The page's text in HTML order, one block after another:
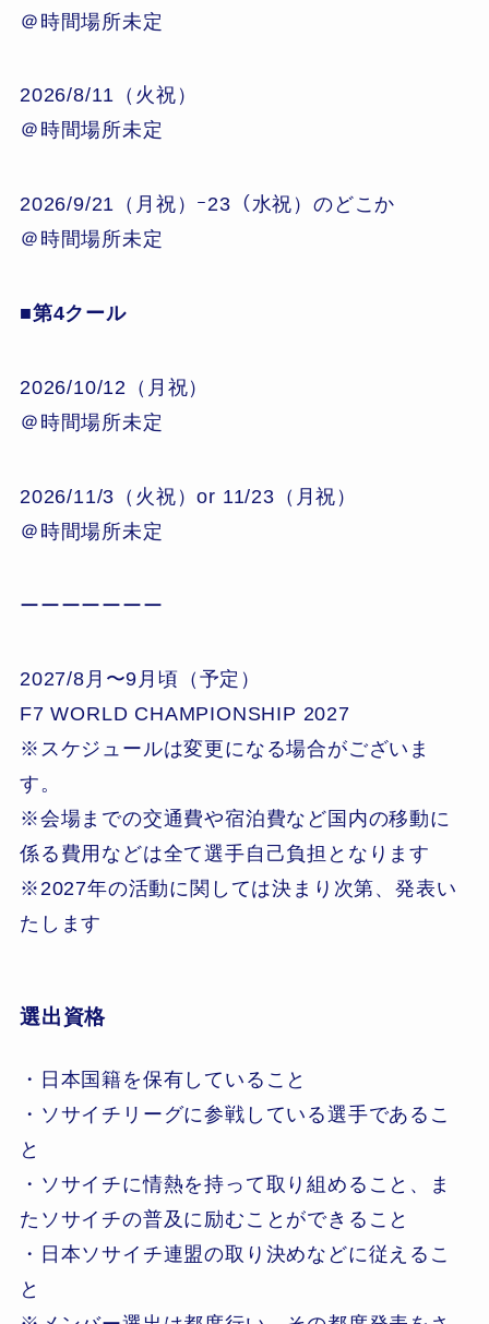
＠時間場所未定
2026/8/11（火祝）
＠時間場所未定
2026/9/21（月祝）ｰ23（水祝）のどこか
＠時間場所未定
■第4クール
2026/10/12（月祝）
＠時間場所未定
2026/11/3（火祝）or 11/23（月祝）
＠時間場所未定
ーーーーーーー
2027/8月〜9月頃（予定）
F7 WORLD CHAMPIONSHIP 2027
※スケジュールは変更になる場合がございま
す。
※会場までの交通費や宿泊費など国内の移動に
係る費用などは全て選手自己負担となります
※2027年の活動に関しては決まり次第、発表い
たします
選出資格
・日本国籍を保有していること
・ソサイチリーグに参戦している選手であるこ
と
・ソサイチに情熱を持って取り組めること、ま
たソサイチの普及に励むことができること
・日本ソサイチ連盟の取り決めなどに従えるこ
と